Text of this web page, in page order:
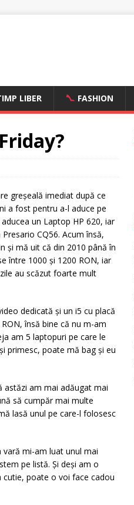
LIBER FASHION
greșeală imediat după ce
a fost pentru a-l aduce pe
un Laptop HP 620, iar
CQ56. Acum însă,
și mă uit că din 2010 până în
între 1000 și 1200 RON, iar
au scăzut foarte mult
dedicată și un i5 cu placă
însă bine că nu m-am
am 5 laptopuri pe care le
primesc, poate mă bag și eu
astăzi am mai adăugat mai
să cumpăr mai multe
lasă unul pe care-l folosesc
vară mi-am luat unul mai
pe listă. Și deși am o
poate o voi face cadou